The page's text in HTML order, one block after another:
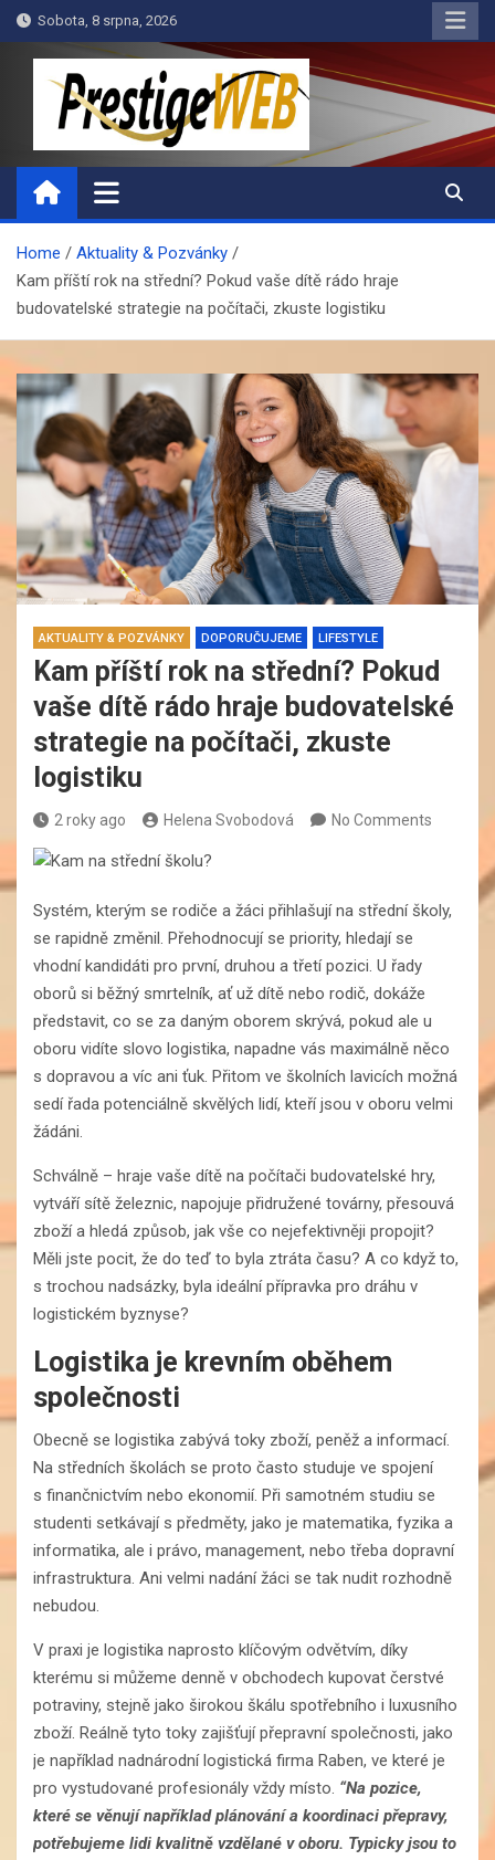
Skip
to
Sobota, 8 srpna, 2026
PrestigeWEB
Home
Aktuality & Pozvánky
Kam příští rok na střední? Pokud vaše dítě rádo hraje
budovatelské strategie na počítači, zkuste logistiku
AKTUALITY & POZVÁNKY DOPORUČUJEME LIFESTYLE
Kam příští rok na střední? Pokud
vaše dítě rádo hraje budovatelské
strategie na počítači, zkuste
logistiku
2 roky ago Helena Svobodová No Comments
Systém, kterým se rodiče a žáci přihlašují na střední školy,
se rapidně změnil. Přehodnocují se priority, hledají se
vhodní kandidáti pro první, druhou a třetí pozici. U řady
oborů si běžný smrtelník, ať už dítě nebo rodič, dokáže
představit, co se za daným oborem skrývá, pokud ale u
oboru vidíte slovo logistika, napadne vás maximálně něco
s dopravou a víc ani ťuk. Přitom ve školních lavicích možná
sedí řada potenciálně skvělých lidí, kteří jsou v oboru velmi
žádáni.
Schválně – hraje vaše dítě na počítači budovatelské hry,
vytváří sítě železnic, napojuje přidružené továrny, přesouvá
zboží a hledá způsob, jak vše co nejefektivněji propojit?
Měli jste pocit, že do teď to byla ztráta času? A co když to,
s trochou nadsázky, byla ideální přípravka pro dráhu v
logistickém byznyse?
Logistika je krevním oběhem
společnosti
Obecně se logistika zabývá toky zboží, peněž a informací.
Na středních školách se proto často studuje ve spojení
s finančnictvím nebo ekonomií. Při samotném studiu se
studenti setkávají s předměty, jako je matematika, fyzika a
informatika, ale i právo, management, nebo třeba dopravní
infrastruktura. Ani velmi nadání žáci se tak nudit rozhodně
nebudou.
V praxi je logistika naprosto klíčovým odvětvím, díky
kterému si můžeme denně v obchodech kupovat čerstvé
potraviny, stejně jako širokou škálu spotřebního i luxusního
zboží. Reálně tyto toky zajišťují přepravní společnosti, jako
je například nadnárodní logistická firma Raben, ve které je
pro vystudované profesionály vždy místo. “Na pozice,
které se věnují například plánování a koordinaci přepravy,
potřebujeme lidi kvalitně vzdělané v oboru. Typicky jsou to